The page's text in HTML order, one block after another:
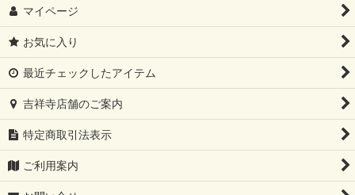
マイページ
お気に入り
最近チェックしたアイテム
吉祥寺店舗のご案内
特定商取引法表示
ご利用案内